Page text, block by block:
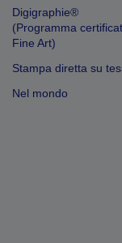
Digigraphie®
(Programma
Fine Art)
Stampa diretta su
Nel mondo